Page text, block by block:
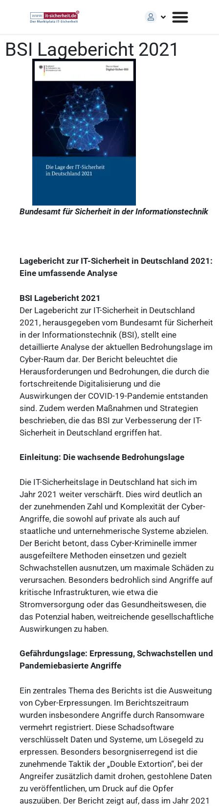
BSI Lagebericht 2021
Bundesamt für Sicherheit in der Informationstechnik
Lagebericht zur IT-Sicherheit in Deutschland 2021:
Eine umfassende Analyse
BSI Lagebericht 2021
Der Lagebericht zur IT-Sicherheit in Deutschland
2021, herausgegeben vom Bundesamt für Sicherheit
in der Informationstechnik (BSI), stellt eine
detaillierte Analyse der aktuellen Bedrohungslage im
Cyber-Raum dar. Der Bericht beleuchtet die
Herausforderungen und Bedrohungen, die durch die
fortschreitende Digitalisierung und die
Auswirkungen der COVID-19-Pandemie entstanden
sind. Zudem werden Maßnahmen und Strategien
beschrieben, die das BSI zur Verbesserung der IT-
Sicherheit in Deutschland ergriffen hat.
Einleitung: Die wachsende Bedrohungslage
Die IT-Sicherheitslage in Deutschland hat sich im
Jahr 2021 weiter verschärft. Dies wird deutlich an
der zunehmenden Zahl und Komplexität der Cyber-
Angriffe, die sowohl auf private als auch auf
staatliche und unternehmerische Systeme abzielen.
Der Bericht betont, dass Cyber-Kriminelle immer
ausgefeiltere Methoden einsetzen und gezielt
Schwachstellen ausnutzen, um maximale Schäden zu
verursachen. Besonders bedrohlich sind Angriffe auf
kritische Infrastrukturen, wie etwa die
Stromversorgung oder das Gesundheitswesen, die
das Potenzial haben, weitreichende gesellschaftliche
Auswirkungen zu haben.
Gefährdungslage: Erpressung, Schwachstellen und
Pandemiebasierte Angriffe
Ein zentrales Thema des Berichts ist die Ausweitung
von Cyber-Erpressungen. Im Berichtszeitraum
wurden insbesondere Angriffe durch Ransomware
vermehrt registriert. Diese Schadsoftware
verschlüsselt Daten und Systeme, um Lösegeld zu
erpressen. Besonders besorgniserregend ist die
zunehmende Taktik der „Double Extortion“, bei der
Angreifer zusätzlich damit drohen, gestohlene Daten
zu veröffentlichen, um Druck auf die Opfer
auszuüben. Der Bericht zeigt auf, dass im Jahr 2021